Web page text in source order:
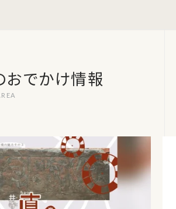
おでかけ情報